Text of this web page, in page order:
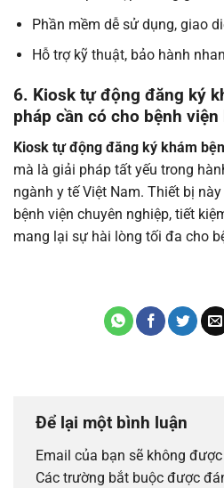
Phần mềm dễ sử dụng, giao
Hỗ trợ kỹ thuật, bảo hành
6. Kiosk tự động đăng ký
pháp cần có cho bệnh viện
Kiosk tự động đăng ký khám
mà là giải pháp tất yếu trong
ngành y tế Việt Nam. Thiết bị
bệnh viện chuyên nghiệp, tiết
mang lại sự hài lòng tối đa cho
Để lại một bình luận
Email của bạn sẽ không
Các trường bắt buộc được